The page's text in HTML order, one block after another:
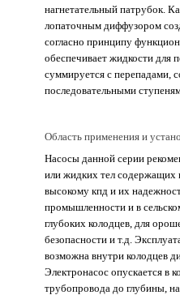
нагнетательный патрубок.
лопаточным диффузором
согласно принципу
обеспечивает жидкости для
суммируется с перепадами,
последовательными
Область применения и
Насосы данной серии
или жидких тел содержащих
высокому кпд и их
промышленности и в
глубоких колодцев, для
безопасности и т.д.
возможна внутри колодцев
Электронасос опускается в
трубопровода до глубины,